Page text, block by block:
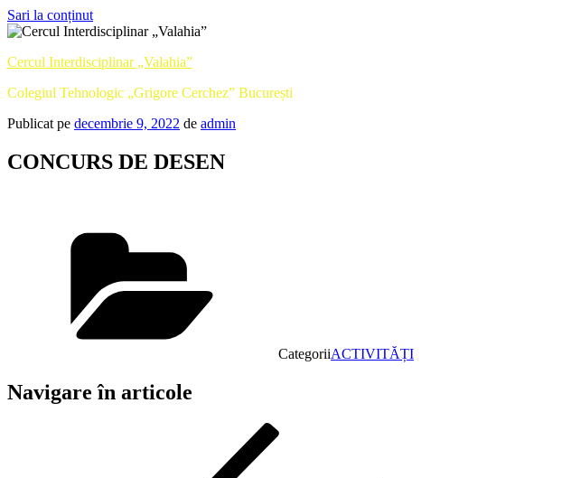
Sari la conținut
Cercul Interdisciplinar „Valahia”
Colegiul Tehnologic „Grigore Cerchez” București
Publicat pe decembrie 9, 2022 de admin
CONCURS DE DESEN
CategoriiACTIVITĂȚI
Navigare în articole